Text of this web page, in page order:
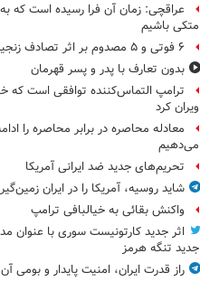
عراقچی: زمان آن فرا رسیده است که
متکی باشیم
۶ فوتی و ۵ مصدوم بر اثر تصادف زنجیره‌ای
بدون تعارف با پدر و پسر قهرمان
ترامپ التماس‌کننده توافقی است که
ویران کرد
معادله محاصره در برابر محاصره را
می‌دهیم
تحریم‌های جدید ضد ایرانی آمریکا
شاید روسیه، آمریکا را در ایران
واکنش بقائی به خیالبافی ترامپ
اثر جدید کارتونیست سوری با عنوان
جدید تنگه هرمز
راز قدرت ایران، امنیت پایدار و بومی